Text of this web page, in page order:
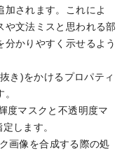
加されます。これによ
や文法ミスと思われる部
かりやすく示せるよう
き)をかけるプロパティ
度マスクと不透明度マ
します。
画像を合成する際の処